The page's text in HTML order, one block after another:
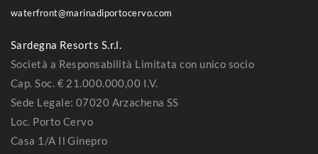
waterfront@marinadiportocervo.com
Sardegna Resorts S.r.l.
Società a Responsabilità Limitata con unico socio
Cap. Soc. € 21.000.000,00 I.V.
Sede Legale: 07020 Arzachena SS
Loc. Porto Cervo
Casa 1/A Il Ginepro